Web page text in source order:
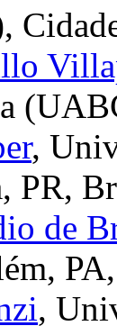
,
PR,
de
,